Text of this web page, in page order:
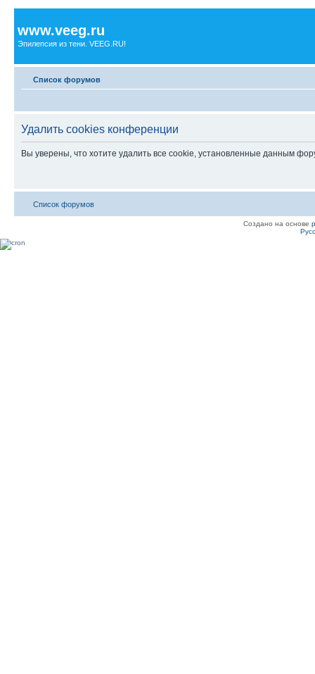
www.veeg.ru
Эпилепсия из тени. VEEG.RU!
Список форумов
Удалить cookies конференции
Вы уверены, что хотите удалить все cookie, установленные данным
Список форумов
Создано на основе